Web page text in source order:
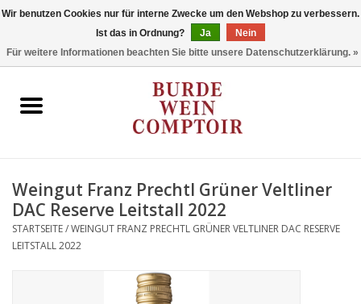
Stil
Weingut Franz Prechtl Grüner Veltliner
DAC Reserve Leitstall 2022
STARTSEITE/WEINGUT FRANZ PRECHTL GRÜNER VELTLINER DAC RESERVE
LEITSTALL 2022
Wir benutzen Cookies nur für interne Zwecke um den Webshop zu verbessern.
Ist das in Ordnung?
Ja
Nein
Für weitere Informationen beachten Sie bitte unsere Datenschutzerklärung. »